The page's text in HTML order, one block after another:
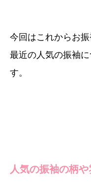
今回はこれからお
最近の人気の振袖
す。
人気の振袖の柄